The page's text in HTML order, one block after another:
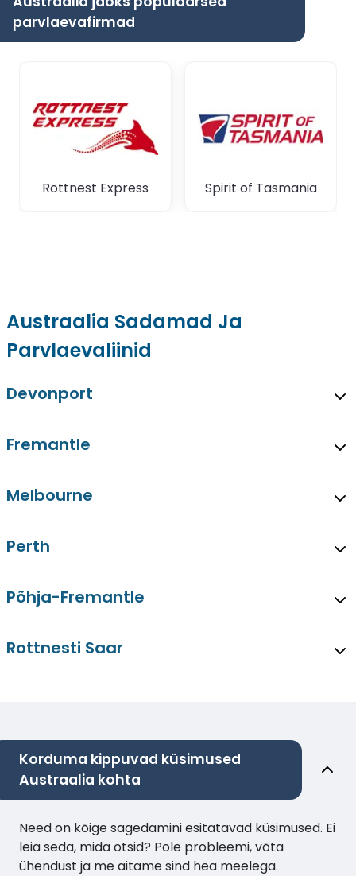
parvlaevafirmad
Rottnest Express Spirit of Tasmania
Austraalia Sadamad Ja
Parvlaevaliinid
Devonport
Fremantle
Melbourne
Perth
Põhja-Fremantle
Rottnesti Saar
Korduma kippuvad küsimused
Austraalia kohta
Need on kõige sagedamini esitatavad küsimused. Ei
leia seda, mida otsid? Pole probleemi, võta
ühendust ja me aitame sind hea meelega.